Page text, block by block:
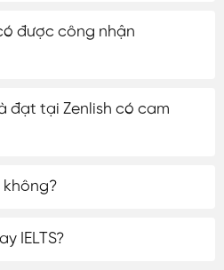
được công nhận
đạt tại Zenlish có cam
không?
IELTS?